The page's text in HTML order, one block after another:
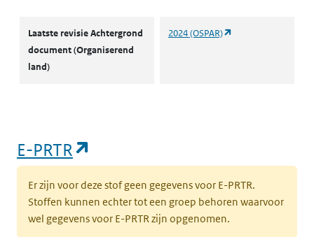
Laatste revisie Achtergrond
document (Organiserend
land)
2024 (OSPAR)
E-PRTR
Er zijn voor deze stof geen gegevens voor E-PRTR.
Stoffen kunnen echter tot een groep behoren waarvoor
wel gegevens voor E-PRTR zijn opgenomen.